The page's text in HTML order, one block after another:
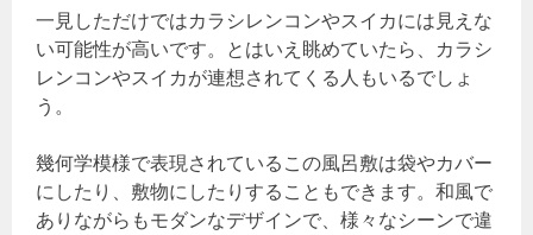
一見しただけではカラシレンコンやスイカには見えな
い可能性が高いです。とはいえ眺めていたら、カラシ
レンコンやスイカが連想されてくる人もいるでしょ
う。
幾何学模様で表現されているこの風呂敷は袋やカバー
にしたり、敷物にしたりすることもできます。和風で
ありながらもモダンなデザインで、様々なシーンで違